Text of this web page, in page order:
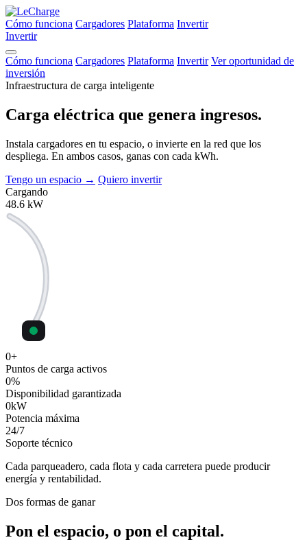
Cómo funciona Cargadores Plataforma Invertir
Invertir
Cómo funciona Cargadores Plataforma Invertir Ver oportunidad de
inversión
Infraestructura de carga inteligente
Carga eléctrica que genera ingresos.
Instala cargadores en tu espacio, o invierte en la red que los
despliega. En ambos casos, ganas con cada kWh.
Tengo un espacio → Quiero invertir
Cargando
48.6 kW
0+
Puntos de carga activos
0%
Disponibilidad garantizada
0kW
Potencia máxima
24/7
Soporte técnico
Cada parqueadero, cada flota y cada carretera puede producir
energía y rentabilidad.
Dos formas de ganar
Pon el espacio, o pon el capital.